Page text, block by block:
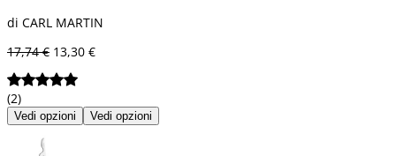
di CARL MARTIN
17,74 € 13,30 €
(2)
Vedi opzioni Vedi opzioni